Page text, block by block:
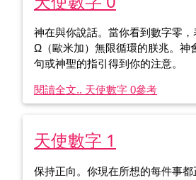
神在與你說話。當你看到數字零
Ω（歐米加）無限循環的朕兆。神
句或神聖的指引得到你的注意。
閱讀全文.. 天使數字 0參考
天使數字 1
保持正向。你現在所想的每件事